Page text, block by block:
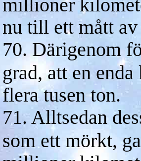
nu till ett mått
70. Därigenom
grad, att en
flera tusen ton.
71. Alltsedan
som ett mörkt,